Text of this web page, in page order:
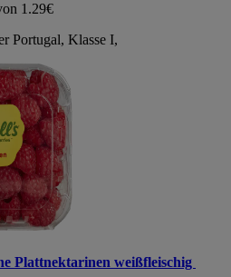
1.29€
Portugal, Klasse I,
Plattnektarinen weißfleischig